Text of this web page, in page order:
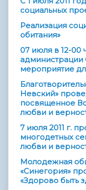
социальных
Реализация
обитания»
07 июля в 12-00
мероприятие
Невский»
посвященное
любви и
7 июля 2011 г.
многодетных
любви и
Молодежная
«Синегория»
«Здорово быть